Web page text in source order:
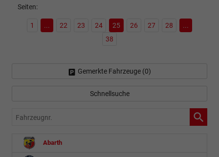
Seiten:
1 ... 22 23 24 25 26 27 28
...
38
Gemerkte Fahrzeuge (0)
Schnellsuche
Fahrzeugnr.
Abarth